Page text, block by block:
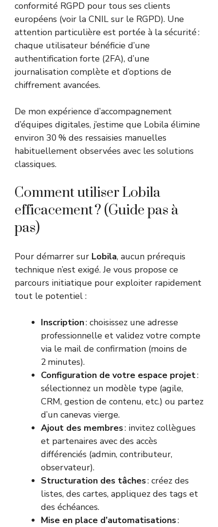
conformité RGPD pour tous ses clients
européens (voir la CNIL sur le RGPD). Une
attention particulière est portée à la sécurité :
chaque utilisateur bénéficie d’une
authentification forte (2FA), d’une
journalisation complète et d’options de
chiffrement avancées.
De mon expérience d’accompagnement
d’équipes digitales, j’estime que Lobila élimine
environ 30 % des ressaisies manuelles
habituellement observées avec les solutions
classiques.
Comment utiliser Lobila
efficacement ? (Guide pas à
pas)
Pour démarrer sur Lobila, aucun prérequis
technique n’est exigé. Je vous propose ce
parcours initiatique pour exploiter rapidement
tout le potentiel :
Inscription: choisissez une adresse
professionnelle et validez votre compte
via le mail de confirmation (moins de
2 minutes).
Configuration de votre espace projet:
sélectionnez un modèle type (agile,
CRM, gestion de contenu, etc.) ou partez
d’un canevas vierge.
Ajout des membres: invitez collègues
et partenaires avec des accès
différenciés (admin, contributeur,
observateur).
Structuration des tâches: créez des
listes, des cartes, appliquez des tags et
des échéances.
Mise en place d’automatisations: